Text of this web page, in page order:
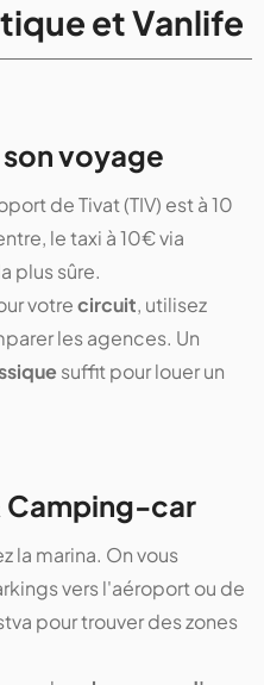
et Vanlife
voyage
de Tivat (TIV) est à 10
le taxi à 10€ via
plus sûre.
votrecircuit, utilisez
les agences. Un
suffit pour louer un
Camping-car
la marina. On vous
vers l'aéroport ou de
pour trouver des zones